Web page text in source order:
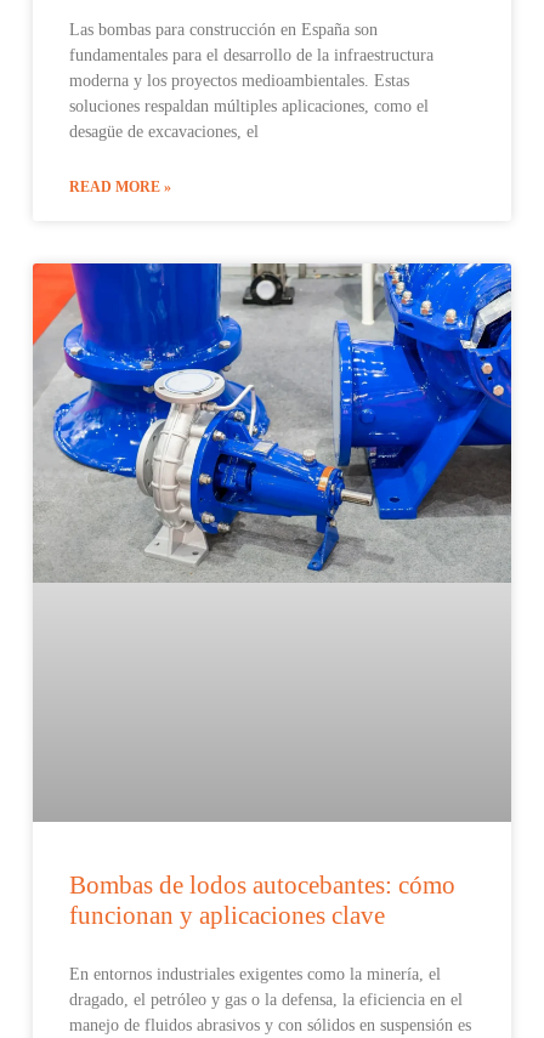
Las bombas para construcción en España son
fundamentales para el desarrollo de la infraestructura
moderna y los proyectos medioambientales. Estas
soluciones respaldan múltiples aplicaciones, como el
desagüe de excavaciones, el
READ MORE »
Bombas de lodos autocebantes: cómo
funcionan y aplicaciones clave
En entornos industriales exigentes como la minería, el
dragado, el petróleo y gas o la defensa, la eficiencia en el
manejo de fluidos abrasivos y con sólidos en suspensión es